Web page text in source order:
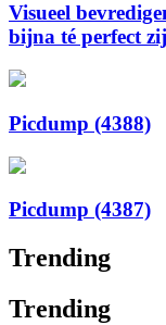
Visueel
bijna té perfect
Picdump (4388)
Picdump (4387)
Trending
Trending